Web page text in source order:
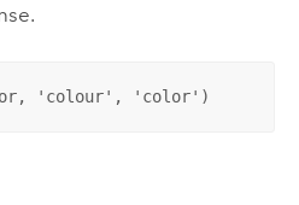
'colour', 'color')